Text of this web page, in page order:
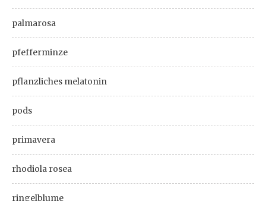
palmarosa
pfefferminze
pflanzliches melatonin
pods
primavera
rhodiola rosea
ringelblume